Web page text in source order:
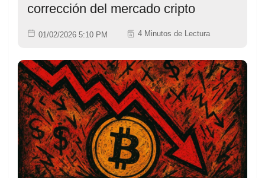
corrección del mercado cripto
01/02/2026 5:10 PM 4 Minutos de Lectura